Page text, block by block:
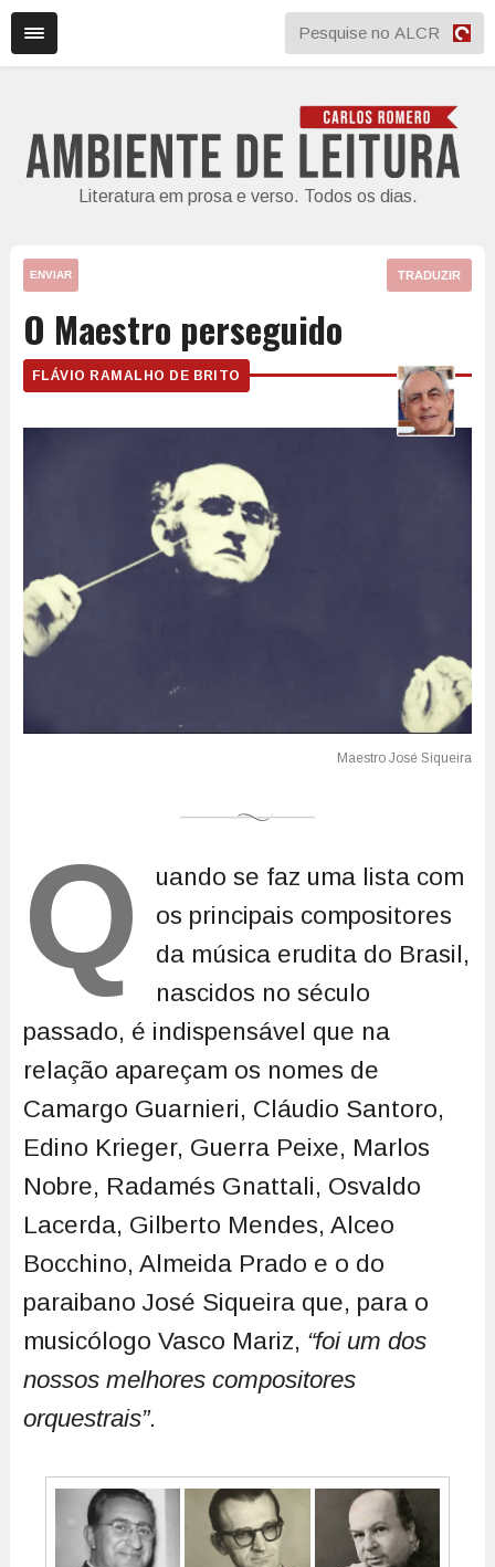
Literatura em prosa e verso. Todos os dias.
ENVIAR TRADUZIR
O Maestro perseguido
FLÁVIO RAMALHO DE BRITO
Q
uando se faz uma lista com
os principais compositores
da música erudita do Brasil,
nascidos no século
passado, é indispensável que na
relação apareçam os nomes de
Camargo Guarnieri, Cláudio Santoro,
Edino Krieger, Guerra Peixe, Marlos
Nobre, Radamés Gnattali, Osvaldo
Lacerda, Gilberto Mendes, Alceo
Bocchino, Almeida Prado e o do
paraibano José Siqueira que, para o
musicólogo Vasco Mariz, “foi um dos
nossos melhores compositores
orquestrais”.